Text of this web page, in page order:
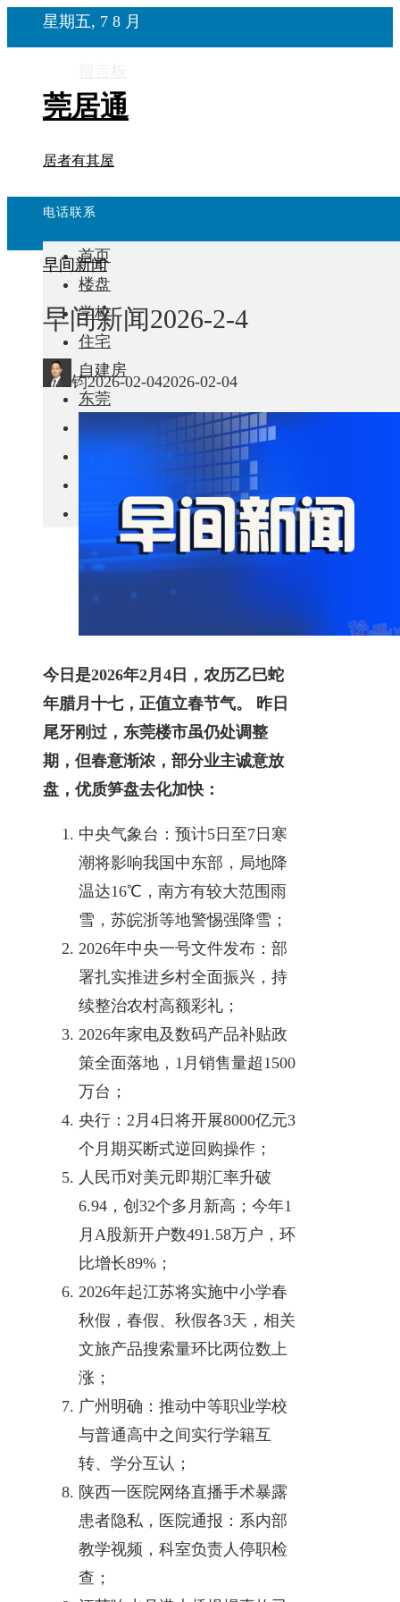
星期五, 7 8 月
莞居通
居者有其屋
电话联系
首页
楼盘
学校
住宅
自建房
东莞
城市更新
早间新闻
早间新闻2026-2-4
钧2026-02-042026-02-04
今日是2026年2月4日，农历乙巳蛇
年腊月十七，正值立春节气。 昨日
尾牙刚过，东莞楼市虽仍处调整
期，但春意渐浓，部分业主诚意放
盘，优质笋盘去化加快：
中央气象台：预计5日至7日寒
潮将影响我国中东部，局地降
温达16℃，南方有较大范围雨
雪，苏皖浙等地警惕强降雪；
2026年中央一号文件发布：部
署扎实推进乡村全面振兴，持
续整治农村高额彩礼；
2026年家电及数码产品补贴政
策全面落地，1月销售量超1500
万台；
央行：2月4日将开展8000亿元3
个月期买断式逆回购操作；
人民币对美元即期汇率升破
6.94，创32个多月新高；今年1
月A股新开户数491.58万户，环
比增长89%；
2026年起江苏将实施中小学春
秋假，春假、秋假各3天，相关
文旅产品搜索量环比两位数上
涨；
广州明确：推动中等职业学校
与普通高中之间实行学籍互
转、学分互认；
陕西一医院网络直播手术暴露
患者隐私，医院通报：系内部
教学视频，科室负责人停职检
查；